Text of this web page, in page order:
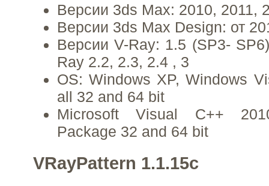
Версии 3ds Max: 2010, 2011,
Версии 3ds Max Design: от
Версии V-Ray: 1.5 (SP3-
Ray 2.2, 2.3, 2.4 , 3
OS: Windows XP, Windows
all 32 and 64 bit
Microsoft Visual C++
Package 32 and 64 bit
VRayPattern 1.1.15c